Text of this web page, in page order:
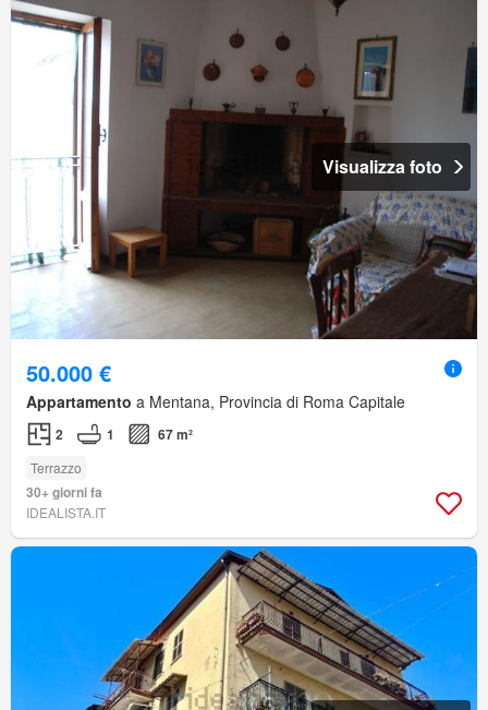
Visualizza foto
50.000 €
Appartamento a Mentana, Provincia di Roma Capitale
2 1 67 m²
Terrazzo
30+ giorni fa
IDEALISTA.IT